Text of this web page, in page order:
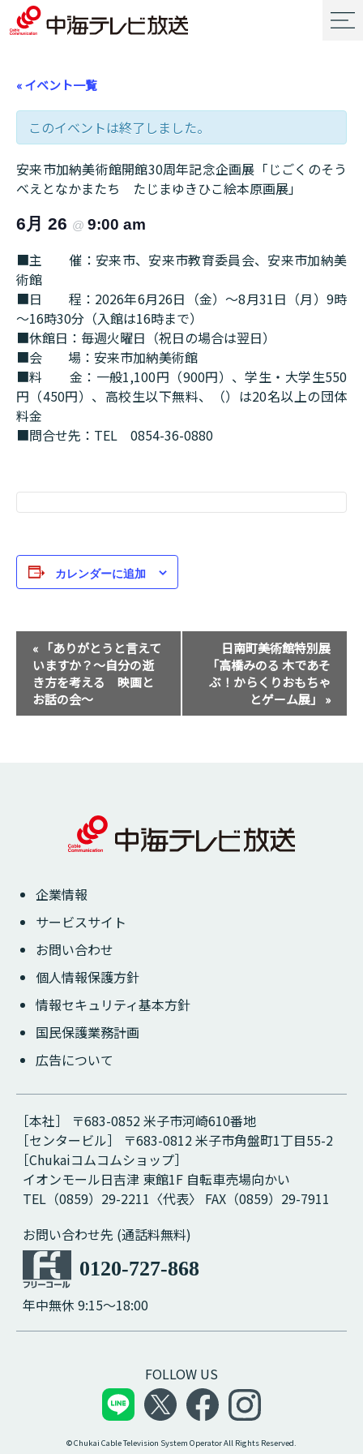
« イベント一覧
このイベントは終了しました。
安来市加納美術館開館30周年記念企画展「じごくのそう
べえとなかまたち たじまゆきひこ絵本原画展」
6月 26 @ 9:00 am
■主 催：安来市、安来市教育委員会、安来市加納美
術館
■日 程：2026年6月26日（金）～8月31日（月）9時
～16時30分（入館は16時まで）
■休館日：毎週火曜日（祝日の場合は翌日）
■会 場：安来市加納美術館
■料 金：一般1,100円（900円）、学生・大学生550
円（450円）、高校生以下無料、（）は20名以上の団体
料金
■問合せ先：TEL 0854-36-0880
カレンダーに追加
ナ
« 「ありがとうと言えて
いますか？～自分の逝
き方を考える 映画と
お話の会～
日南町美術館特別展
「高橋みのる 木であそ
ぶ！からくりおもちゃ
とゲーム展」 »
企業情報
サービスサイト
お問い合わせ
個人情報保護方針
情報セキュリティ基本方針
国民保護業務計画
広告について
［本社］ 〒683-0852 米子市河崎610番地
［センタービル］ 〒683-0812 米子市角盤町1丁目55-2
［Chukaiコムコムショップ］
イオンモール日吉津 東館1F 自転車売場向かい
TEL（0859）29-2211〈代表〉 FAX（0859）29-7911
お問い合わせ先 (通話料無料)
0120-727-868
年中無休 9:15～18:00
FOLLOW US
© Chukai Cable Television System Operator All Rights Reserved.